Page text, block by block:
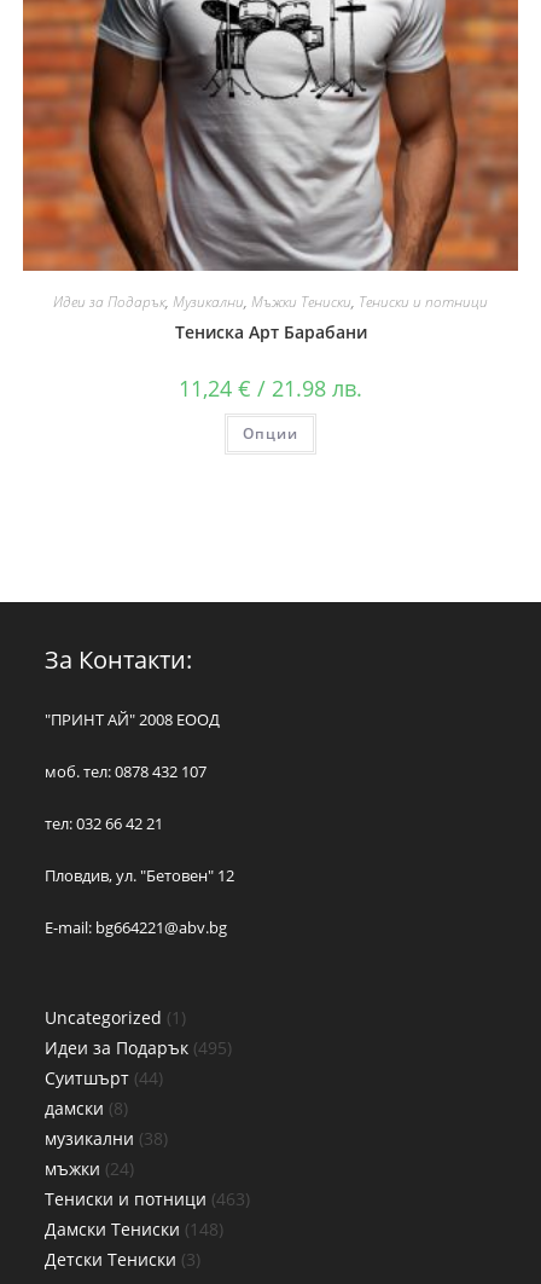
Идеи за Подарък, Музикални, Мъжки Тениски, Тениски и потници
Тениска Арт Барабани
11,24 € / 21.98 лв.
Опции
За Контакти:
"ПРИНТ АЙ" 2008 ЕООД
моб. тел: 0878 432 107
тел: 032 66 42 21
Пловдив, ул. "Бетовен" 12
E-mail: bg664221@abv.bg
Uncategorized 1
Идеи за Подарък 495
Суитшърт 44
дамски 8
музикални 38
мъжки 24
Тениски и потници 463
Дамски Тениски 148
Детски Тениски 3